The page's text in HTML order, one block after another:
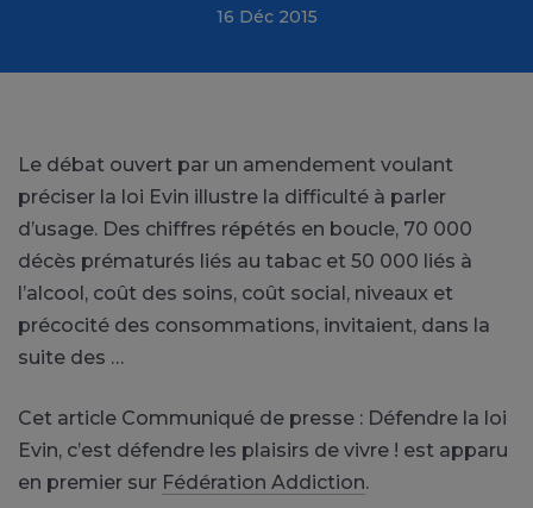
16 Déc 2015
Le débat ouvert par un amendement voulant
préciser la loi Evin illustre la difficulté à parler
d’usage. Des chiffres répétés en boucle, 70 000
décès prématurés liés au tabac et 50 000 liés à
l’alcool, coût des soins, coût social, niveaux et
précocité des consommations, invitaient, dans la
suite des …
Cet article Communiqué de presse : Défendre la loi
Evin, c’est défendre les plaisirs de vivre ! est apparu
en premier sur Fédération Addiction.